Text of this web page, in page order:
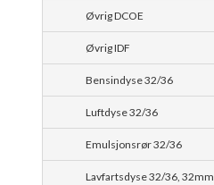
Øvrig DCOE
Øvrig IDF
Bensindyse 32/36
Luftdyse 32/36
Emulsjonsrør 32/36
Lavfartsdyse 32/36, 32mm